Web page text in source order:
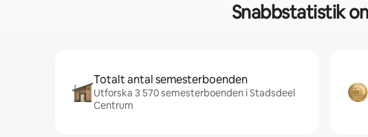
Snabbstatistik
Totalt antal semesterboenden
Utforska 3 570 semesterboenden i Stadsdeel
Centrum